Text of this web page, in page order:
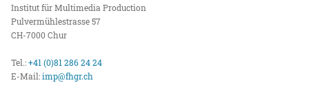
Institut für Multimedia Production
Pulvermühlestrasse 57
CH-7000 Chur
Tel.:+41 (0)81 286 24 24
E-Mail:imp@fhgr.ch